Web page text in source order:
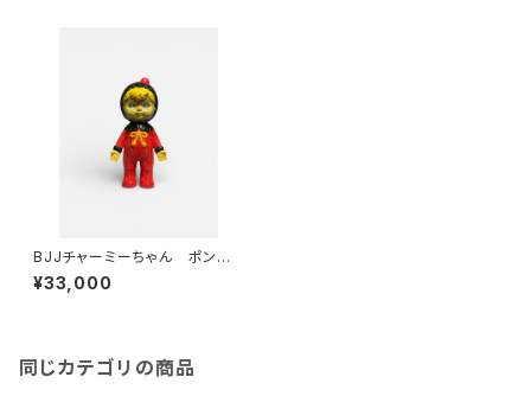
BJJチャーミーちゃん ポンポ
ン
¥33,000
同じカテゴリの商品